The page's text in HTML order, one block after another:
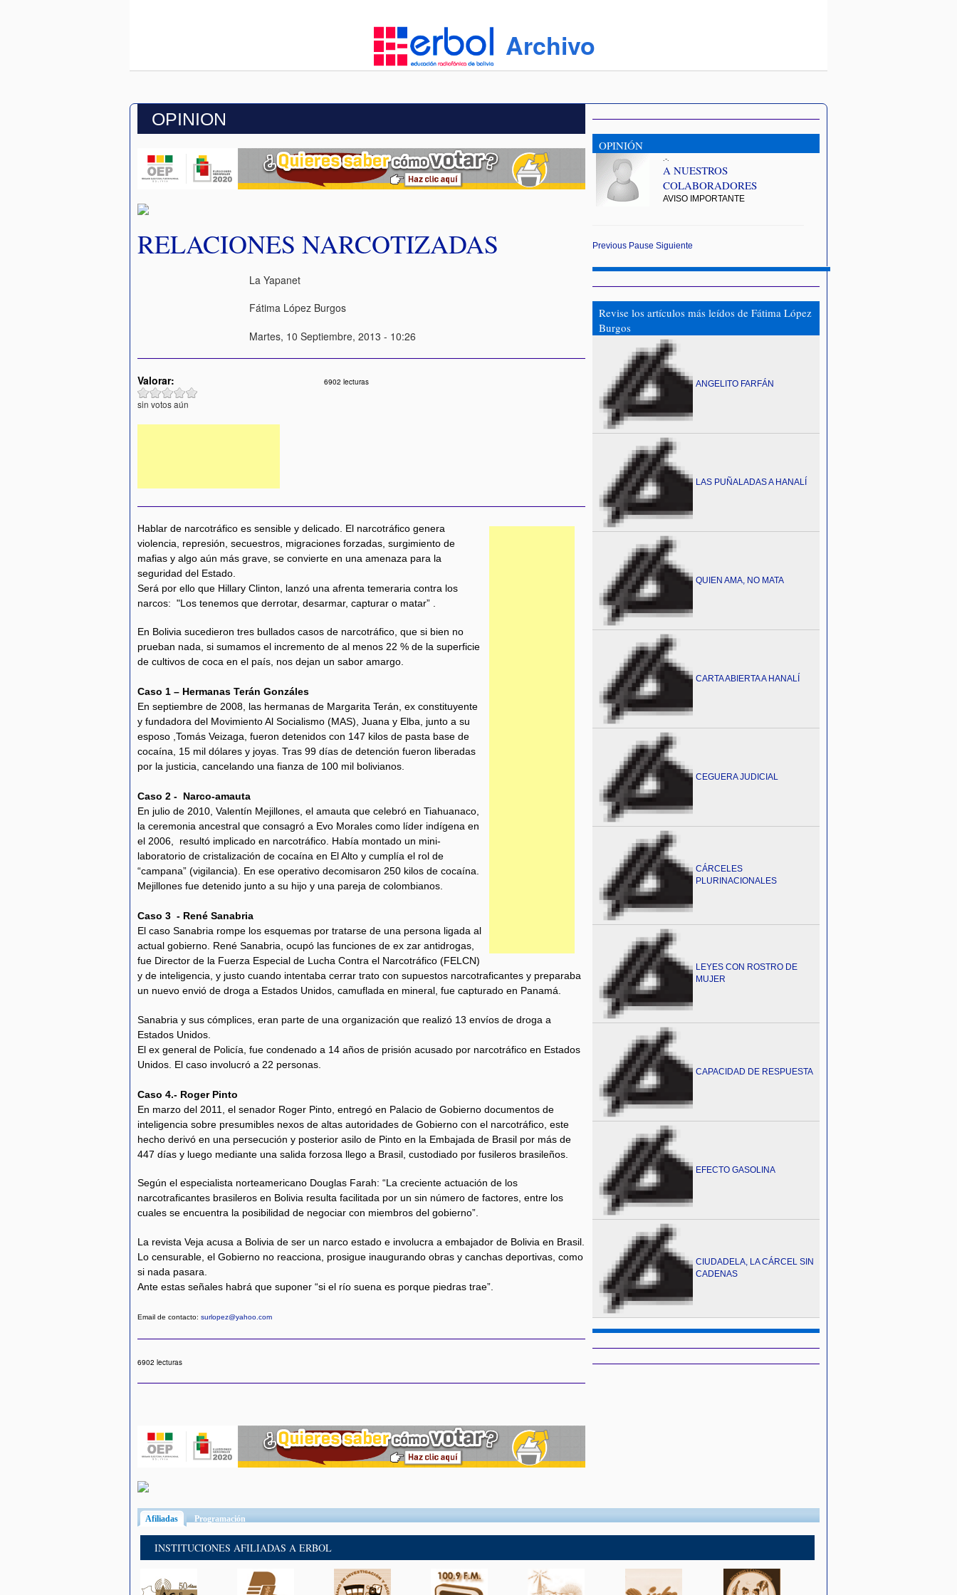
Archivo
OPINION
RELACIONES NARCOTIZADAS
La Yapanet
Fátima López Burgos
Martes, 10 Septiembre, 2013 - 10:26
Valorar:
sin votos aún
6902 lecturas
Hablar de narcotráfico es sensible y delicado. El narcotráfico genera
violencia, represión, secuestros, migraciones forzadas, surgimiento de
mafias y algo aún más grave, se convierte en una amenaza para la
seguridad del Estado.
Será por ello que Hillary Clinton, lanzó una afrenta temeraria contra los
narcos: "Los tenemos que derrotar, desarmar, capturar o matar” .
En Bolivia sucedieron tres bullados casos de narcotráfico, que si bien no
prueban nada, si sumamos el incremento de al menos 22 % de la superficie
de cultivos de coca en el país, nos dejan un sabor amargo.
Caso 1 – Hermanas Terán Gonzáles
En septiembre de 2008, las hermanas de Margarita Terán, ex constituyente
y fundadora del Movimiento Al Socialismo (MAS), Juana y Elba, junto a su
esposo ,Tomás Veizaga, fueron detenidos con 147 kilos de pasta base de
cocaína, 15 mil dólares y joyas. Tras 99 días de detención fueron liberadas
por la justicia, cancelando una fianza de 100 mil bolivianos.
Caso 2 - Narco-amauta
En julio de 2010, Valentín Mejillones, el amauta que celebró en Tiahuanaco,
la ceremonia ancestral que consagró a Evo Morales como líder indígena en
el 2006, resultó implicado en narcotráfico. Había montado un mini-
laboratorio de cristalización de cocaína en El Alto y cumplía el rol de
“campana” (vigilancia). En ese operativo decomisaron 250 kilos de cocaína.
Mejillones fue detenido junto a su hijo y una pareja de colombianos.
Caso 3 - René Sanabria
El caso Sanabria rompe los esquemas por tratarse de una persona ligada al
actual gobierno. René Sanabria, ocupó las funciones de ex zar antidrogas,
fue Director de la Fuerza Especial de Lucha Contra el Narcotráfico (FELCN)
y de inteligencia, y justo cuando intentaba cerrar trato con supuestos narcotraficantes y preparaba
un nuevo envió de droga a Estados Unidos, camuflada en mineral, fue capturado en Panamá.
Sanabria y sus cómplices, eran parte de una organización que realizó 13 envíos de droga a
Estados Unidos.
El ex general de Policía, fue condenado a 14 años de prisión acusado por narcotráfico en Estados
Unidos. El caso involucró a 22 personas.
Caso 4.- Roger Pinto
En marzo del 2011, el senador Roger Pinto, entregó en Palacio de Gobierno documentos de
inteligencia sobre presumibles nexos de altas autoridades de Gobierno con el narcotráfico, este
hecho derivó en una persecución y posterior asilo de Pinto en la Embajada de Brasil por más de
447 días y luego mediante una salida forzosa llego a Brasil, custodiado por fusileros brasileños.
Según el especialista norteamericano Douglas Farah: “La creciente actuación de los
narcotraficantes brasileros en Bolivia resulta facilitada por un sin número de factores, entre los
cuales se encuentra la posibilidad de negociar con miembros del gobierno”.
La revista Veja acusa a Bolivia de ser un narco estado e involucra a embajador de Bolivia en Brasil.
Lo censurable, el Gobierno no reacciona, prosigue inaugurando obras y canchas deportivas, como
si nada pasara.
Ante estas señales habrá que suponer “si el río suena es porque piedras trae”.
Email de contacto: surlopez@yahoo.com
6902 lecturas
OPINIÓN
.-.
A NUESTROS
COLABORADORES
AVISO IMPORTANTE
Previous Pause Siguiente
Revise los artículos más leídos de Fátima López
Burgos
ANGELITO FARFÁN
LAS PUÑALADAS A HANALÍ
QUIEN AMA, NO MATA
CARTA ABIERTA A HANALÍ
CEGUERA JUDICIAL
CÁRCELES
PLURINACIONALES
LEYES CON ROSTRO DE
MUJER
CAPACIDAD DE RESPUESTA
EFECTO GASOLINA
CIUDADELA, LA CÁRCEL SIN
CADENAS
Afiliadas (solapa activa)
Programación
INSTITUCIONES AFILIADAS A ERBOL